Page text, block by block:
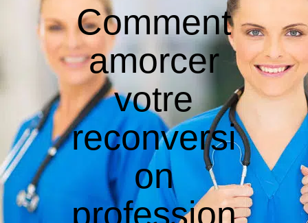
Comment
amorcer
votre
reconversi
on
profession